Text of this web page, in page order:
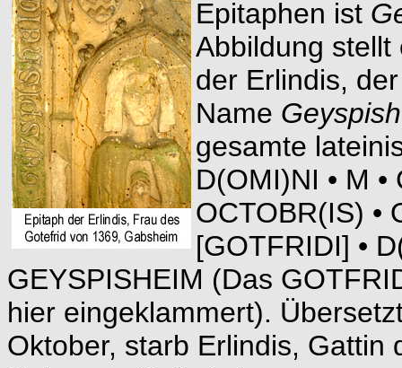
Epitaphen ist
Abbildung stellt
der Erlindis,
Name
gesamte
D(OMI)NI • M •
OCTOBR(IS) •
[GOTFRIDI] •
GEYSPISHEIM (Das
hier eingeklammert).
Oktober, starb Erlindis, Gattin